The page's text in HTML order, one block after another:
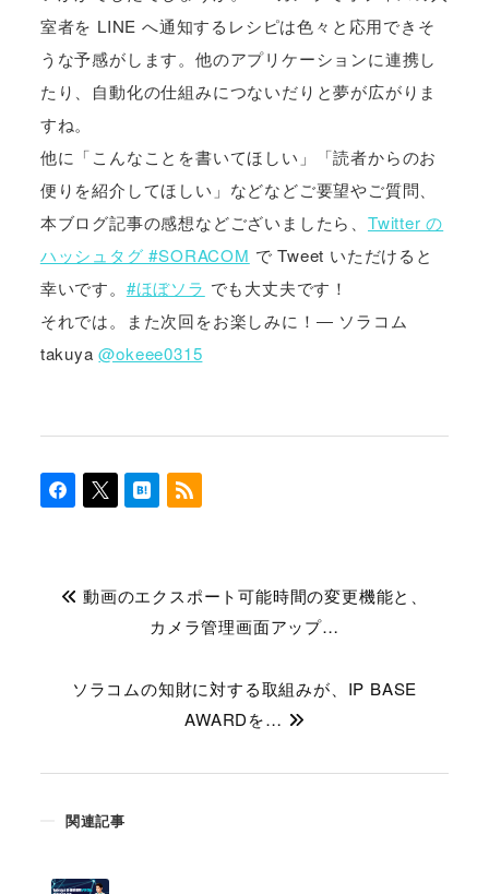
室者を LINE へ通知するレシピは色々と応用できそ
うな予感がします。他のアプリケーションに連携し
たり、自動化の仕組みにつないだりと夢が広がりま
すね。
他に「こんなことを書いてほしい」「読者からのお
便りを紹介してほしい」などなどご要望やご質問、
本ブログ記事の感想などございましたら、 Twitter の
ハッシュタグ #SORACOM で Tweet いただけると
幸いです。 #ほぼソラ でも大丈夫です！
それでは。また次回をお楽しみに！― ソラコム
takuya@okeee0315
関連記事
動画のエクスポート可能時間の変更機能と、
カメラ管理画面アップ…
ソラコムの知財に対する取組みが、IP BASE
AWARDを…